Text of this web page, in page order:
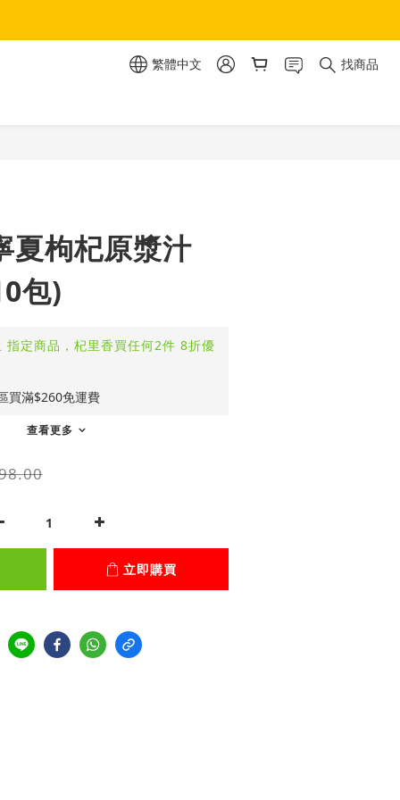
繁體中文 找商品
夏枸杞原漿汁
包)
指定商品，杞里香買任何2件 8折優
買滿$260免運費
查看更多
立即購買